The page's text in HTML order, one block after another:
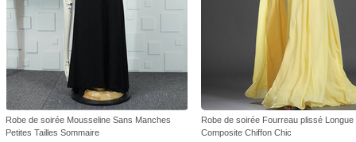
Robe de soirée Mousseline Sans Manches
Petites Tailles Sommaire
Robe de soirée Fourreau plissé Longue
Composite Chiffon Chic